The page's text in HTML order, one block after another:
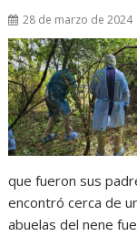
28 de marzo de 2024
que fueron sus
encontró cerca de
abuelas del nene